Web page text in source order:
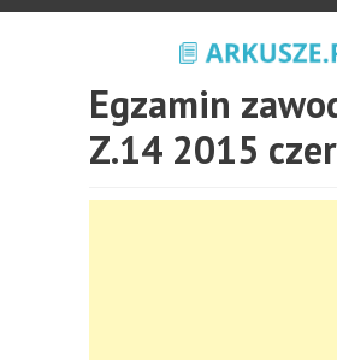
Egzamin
Z.14 2015